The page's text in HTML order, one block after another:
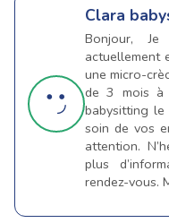
Clara
Bonjour,
actuellement
une micro-
de 3 mois à
babysitting
soin de vos
attention.
plus
rendez-vous.